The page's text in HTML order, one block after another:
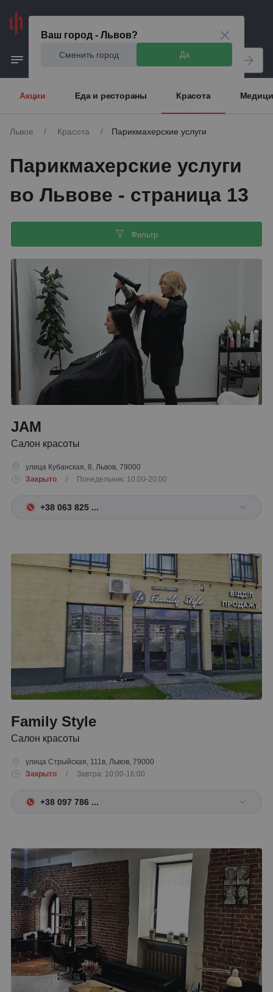
Ваш город - Львов?
Сменить город Да
Акции Еда и рестораны Красота
Львов / Красота / Парикмахерские услуги
Парикмахерские услуги
во Львове - страница 13
Фильтр
JAM
Салон красоты
улица Кубанская, 8, Львов, 79000
Закрыто
/ Понедельник: 10:00-20:00
+38 063 825 ...
Family Style
Салон красоты
улица Стрыйская, 111в, Львов, 79000
Закрыто
/ Завтра: 10:00-16:00
+38 097 786 ...